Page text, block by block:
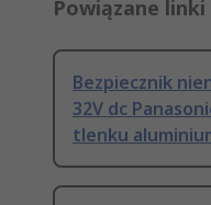
Powiązane linki
Bezpiecznik
32V dc
tlenku